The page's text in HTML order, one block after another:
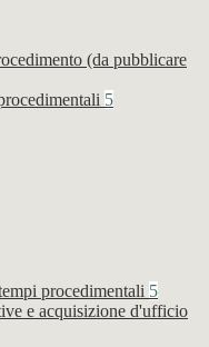
(da pubblicare
5
procedimentali 5
e acquisizione d'ufficio